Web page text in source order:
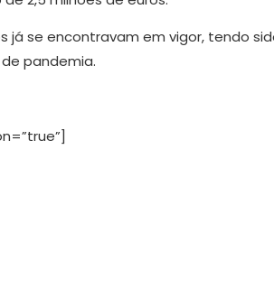
já se encontravam em vigor, tendo
pandemia.